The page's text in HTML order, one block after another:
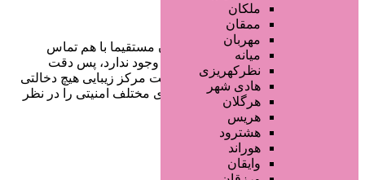
ملکان
ممقان
مهربان
میانه
نظرکهریزی
هادی شهر
هرگلان
هریس
هشترود
هوراند
وایقان
در سایت تبلیغاتی مرکز زیبایی کاربران مستقیما با هم تماس
می‌گیرند و هیچ واسطه‌ای در این میان وجود ندارد، پس دقت
فرمایید که در خرید و فروشِ شما سایت مرکز زیبایی هیچ دخالتی
نداشته و کاربران باید خودشان جنبه‌های مختلف امنیتی را در نظر
دسترسی سریع